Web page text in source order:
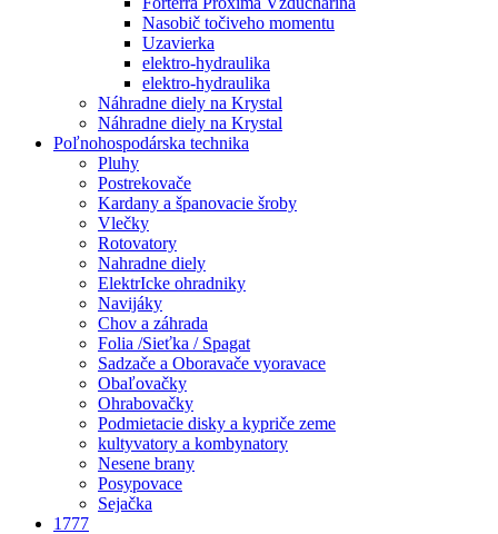
Nasobič točiveho momentu
Uzavierka
elektro-hydraulika
elektro-hydraulika
Náhradne diely na Krystal
Náhradne diely na Krystal
Poľnohospodárska technika
Pluhy
Postrekovače
Kardany a španovacie šroby
Vlečky
Rotovatory
Nahradne diely
ElektrIcke ohradniky
Navijáky
Chov a záhrada
Folia /Sieťka / Spagat
Sadzače a Oboravače vyoravace
Obaľovačky
Ohrabovačky
Podmietacie disky a kypriče zeme
kultyvatory a kombynatory
Nesene brany
Posypovace
Sejačka
1777